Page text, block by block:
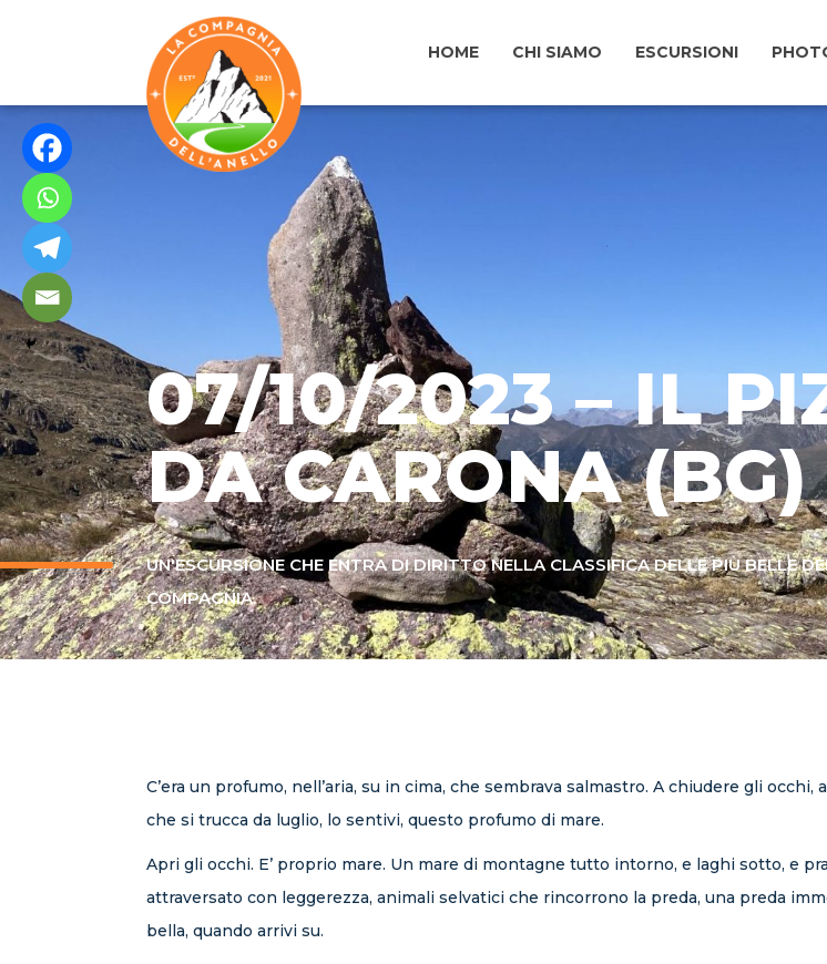
HOME CHI SIAMO ESCURSIONI
07/10/2023 – IL
DA CARONA (BG)
UN'ESCURSIONE CHE ENTRA DI DIRITTO NELLA CLASSIFICA DELLE PIÙ BELLE
COMPAGNIA.
C’era un profumo, nell’aria, su in cima, che sembrava salmastro. A chiudere gli
che si trucca da luglio, lo sentivi, questo profumo di mare.
Apri gli occhi. E’ proprio mare. Un mare di montagne tutto intorno, e laghi sotto, e
attraversato con leggerezza, animali selvatici che rincorrono la preda, una preda
bella, quando arrivi su.